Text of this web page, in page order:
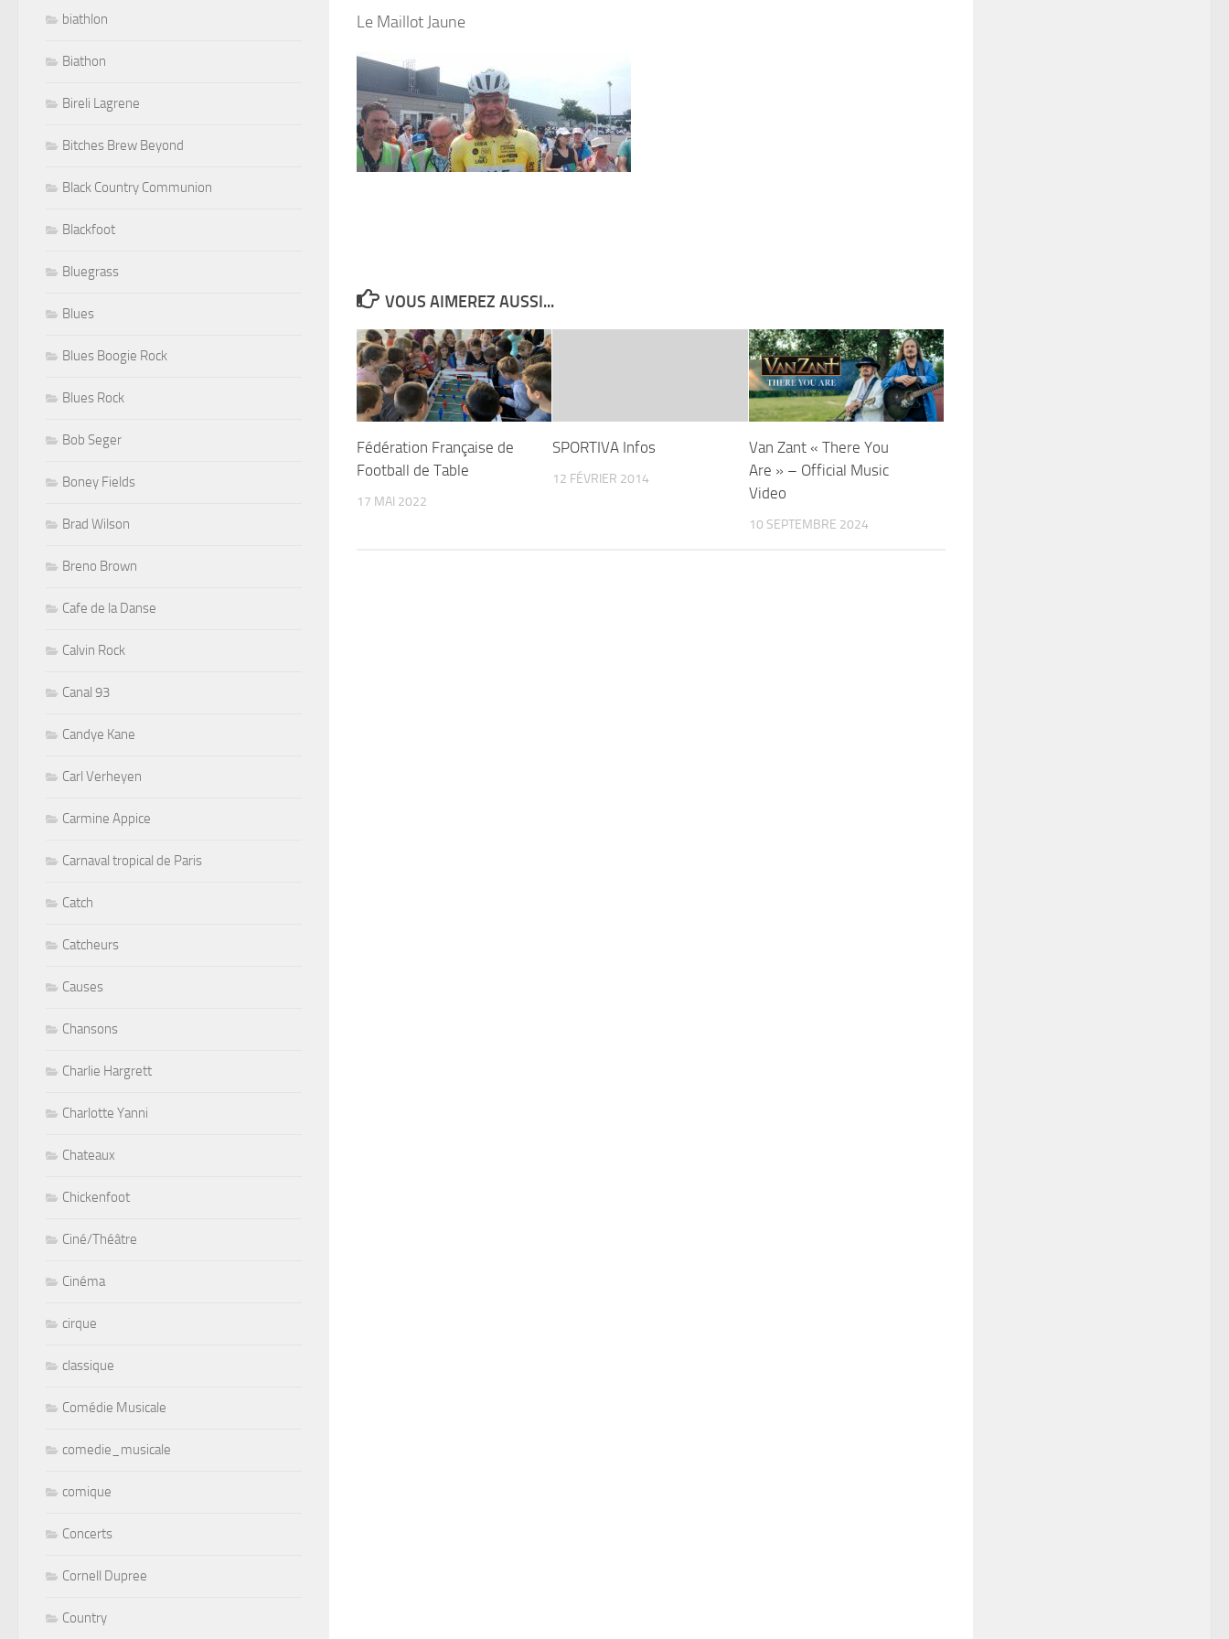
Le Maillot Jaune
VOUS AIMEREZ AUSSI...
Fédération Française de
Football de Table
17 MAI 2022
SPORTIVA Infos
12 FÉVRIER 2014
Van Zant « There You
Are » – Official Music
Video
10 SEPTEMBRE 2024
biathlon
Biathon
Bireli Lagrene
Bitches Brew Beyond
Black Country Communion
Blackfoot
Bluegrass
Blues
Blues Boogie Rock
Blues Rock
Bob Seger
Boney Fields
Brad Wilson
Breno Brown
Cafe de la Danse
Calvin Rock
Canal 93
Candye Kane
Carl Verheyen
Carmine Appice
Carnaval tropical de Paris
Catch
Catcheurs
Causes
Chansons
Charlie Hargrett
Charlotte Yanni
Chateaux
Chickenfoot
Ciné/Théâtre
Cinéma
cirque
classique
Comédie Musicale
comedie_musicale
comique
Concerts
Cornell Dupree
Country